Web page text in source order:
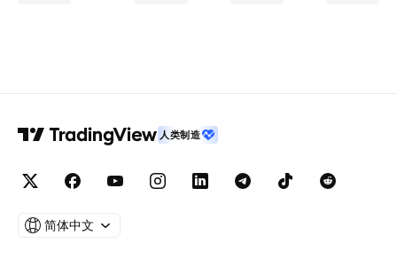
人类制造
简体中文